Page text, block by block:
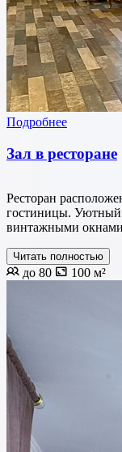
Подробнее
Зал в ресторане
Ресторан
гостиницы. Уютный
винтажными
Читать полностью
до 80 100 м²